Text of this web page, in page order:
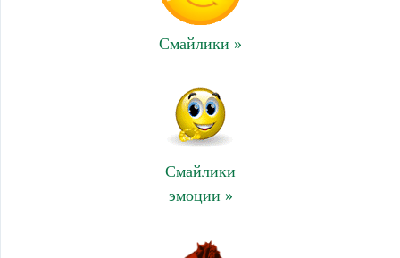
Смайлики »
Смайлики
эмоции »